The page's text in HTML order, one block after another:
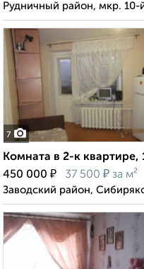
Рудничный район, мкр. 10-
7
Комната в 2-к квартире,
450 000 ₽ 37 500 ₽ за м²
Заводский район,